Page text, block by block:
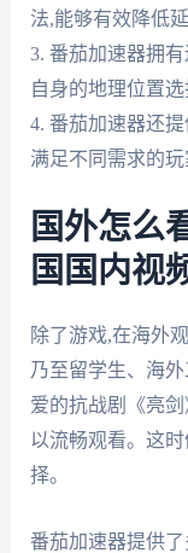
法,能够有效降低
3. 番茄加速器拥
自身的地理位置
4. 番茄加速器还
满足不同需求的玩
国外怎么
国国内视
除了游戏,在海外
乃至留学生、海
爱的抗战剧《亮
以流畅观看。这
择。
番茄加速器提供